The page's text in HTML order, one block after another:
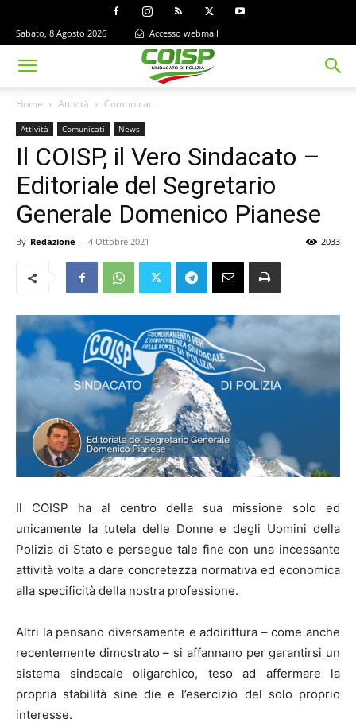
Sabato, 8 Agosto 2026 Accesso webmail
Home Attività Comunicati
Attività Comunicati News
Il COISP, il Vero Sindacato –
Editoriale del Segretario
Generale Domenico Pianese
By Redazione - 4 Ottobre 2021 2033
Il COISP ha al centro della sua missione solo ed
unicamente la tutela delle Donne e degli Uomini della
Polizia di Stato e persegue tale fine con una incessante
attività volta a dare concretezza normativa ed economica
alla specificità della nostra professione.
Altri la pensano diversamente e addirittura – come anche
recentemente dimostrato – si affannano per garantirsi un
sistema sindacale oligarchico, teso ad affermare la
propria stabilità sine die e l’esercizio del solo proprio
interesse.